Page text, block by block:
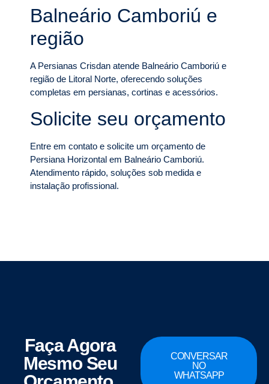
Balneário Camboriú e
região
A Persianas Crisdan atende Balneário Camboriú e
região de Litoral Norte, oferecendo soluções
completas em persianas, cortinas e acessórios.
Solicite seu orçamento
Entre em contato e solicite um orçamento de
Persiana Horizontal em Balneário Camboriú.
Atendimento rápido, soluções sob medida e
instalação profissional.
Faça Agora
Mesmo Seu
CONVERSAR
NO
WHATSAPP